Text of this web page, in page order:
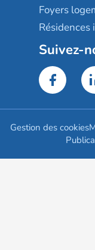
Foyers
Suivez-
Gestion des cookies